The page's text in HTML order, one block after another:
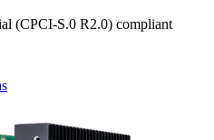
(CPCI-S.0 R2.0) compliant